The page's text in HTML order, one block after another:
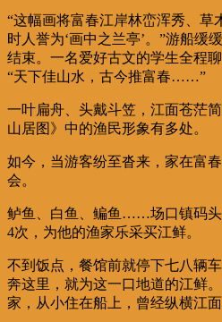
“这幅画将富春江岸林峦浑秀、草
时人誉为‘画中之兰亭’。”游船缓
结束。一名爱好古文的学生全程
“天下佳山水，古今推富春……”
一叶扁舟、头戴斗笠，江面苍茫
山居图》中的渔民形象有多处。
如今，当游客纷至沓来，家在富
会。
鲈鱼、白鱼、鳊鱼……场口镇码头
4次，为他的渔家乐采买江鲜。
不到饭点，餐馆前就停下七八辆
奔这里，就为这一口地道的江鲜
家，从小住在船上，曾经纵横江面